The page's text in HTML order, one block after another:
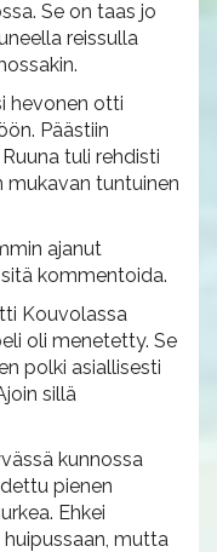
Se on taas jo
reissulla
hevonen otti
Päästiin
tuli rehdisti
mukavan tuntuinen
ajanut
kommentoida.
Kouvolassa
oli menetetty. Se
polki asiallisesti
sillä
kunnossa
pienen
Ehkei
mutta